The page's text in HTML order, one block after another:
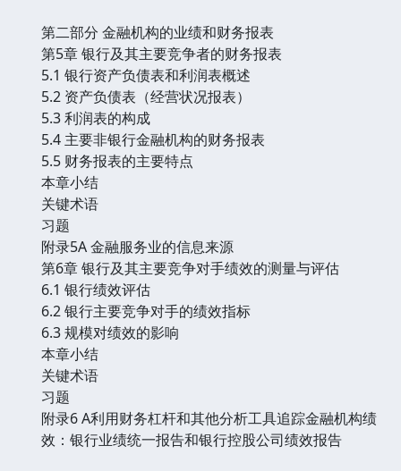
第二部分 金融机构的业绩和财务报表
第5章 银行及其主要竞争者的财务报表
5.1 银行资产负债表和利润表概述
5.2 资产负债表（经营状况报表）
5.3 利润表的构成
5.4 主要非银行金融机构的财务报表
5.5 财务报表的主要特点
本章小结
关键术语
习题
附录5A 金融服务业的信息来源
第6章 银行及其主要竞争对手绩效的测量与评估
6.1 银行绩效评估
6.2 银行主要竞争对手的绩效指标
6.3 规模对绩效的影响
本章小结
关键术语
习题
附录6 A利用财务杠杆和其他分析工具追踪金融机构绩
效：银行业绩统一报告和银行控股公司绩效报告